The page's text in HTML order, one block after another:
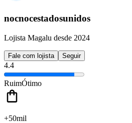
nocnocestadosunidos
Lojista Magalu desde 2024
Fale com lojista Seguir
4.4
RuimÓtimo
+50mil